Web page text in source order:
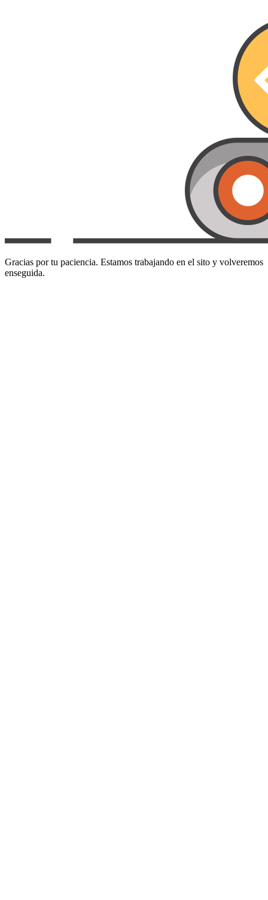
Gracias por tu paciencia. Estamos trabajando en el sito y volveremos
enseguida.